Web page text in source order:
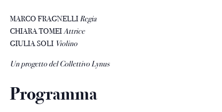
MARCO FRAGNELLIRegia
CHIARA TOMEIAttrice
GIULIA SOLI Violino
Un progetto del Collettivo Lynus
Programma